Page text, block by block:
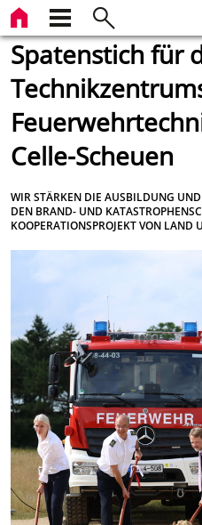
Spatenstich für
Celle-Scheuen
WIR STÄRKEN DIE AUSBILDUNG
DEN BRAND- UND
KOOPERATIONSPROJEKT VON LAND